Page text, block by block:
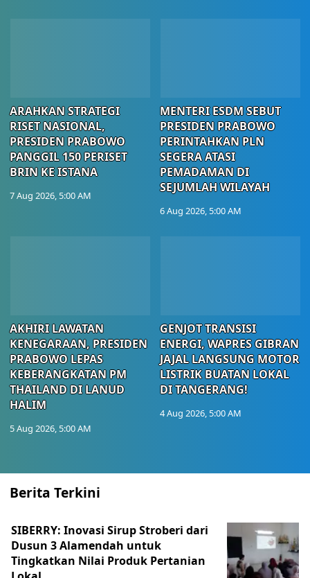
ARAHKAN STRATEGI
RISET NASIONAL,
PRESIDEN PRABOWO
PANGGIL 150 PERISET
BRIN KE ISTANA
7 Aug 2026, 5:00 AM
MENTERI ESDM SEBUT
PRESIDEN PRABOWO
PERINTAHKAN PLN
SEGERA ATASI
PEMADAMAN DI
SEJUMLAH WILAYAH
6 Aug 2026, 5:00 AM
AKHIRI LAWATAN
KENEGARAAN, PRESIDEN
PRABOWO LEPAS
KEBERANGKATAN PM
THAILAND DI LANUD
HALIM
5 Aug 2026, 5:00 AM
GENJOT TRANSISI
ENERGI, WAPRES GIBRAN
JAJAL LANGSUNG MOTOR
LISTRIK BUATAN LOKAL
DI TANGERANG!
4 Aug 2026, 5:00 AM
Berita Terkini
SIBERRY: Inovasi Sirup Stroberi dari
Dusun 3 Alamendah untuk
Tingkatkan Nilai Produk Pertanian